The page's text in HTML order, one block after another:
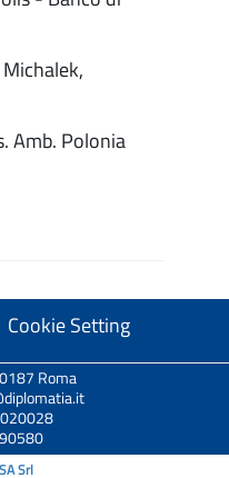
Amb. Polonia
Cookie Setting
Roma
Srl